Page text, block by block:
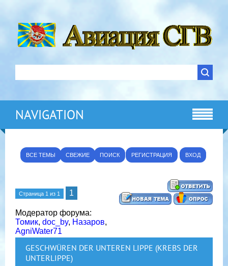
NAVIGATION
ВСЕ ТЕМЫ СВЕЖИЕ ПОИСК РЕГИСТРАЦИЯ ВХОД
Страница 1 из 1 1
Модератор форума:
Томик, doc_by, Назаров,
AgniWater71
GESCHWÜREN DER UNTEREN LIPPE (KREBS DER
UNTERLIPPE)